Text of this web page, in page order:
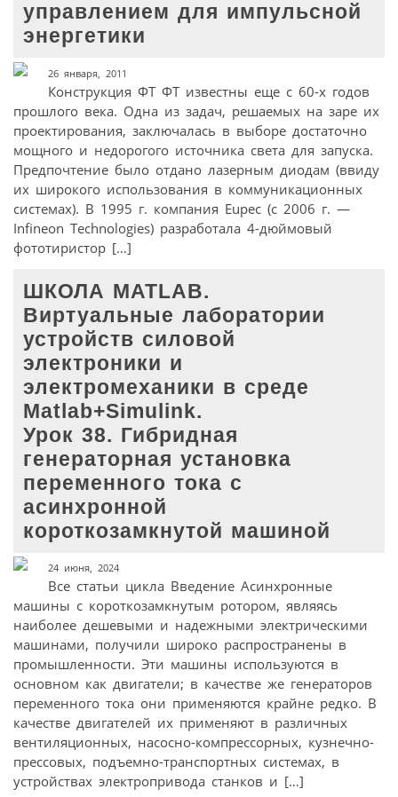
управлением для импульсной
энергетики
26 января, 2011
Конструкция ФТ ФТ известны еще с 60-х годов
прошлого века. Одна из задач, решаемых на заре их
проектирования, заключалась в выборе достаточно
мощного и недорогого источника света для запуска.
Предпочтение было отдано лазерным диодам (ввиду
их широкого использования в коммуникационных
системах). В 1995 г. компания Eupec (c 2006 г. —
Infineon Technologies) разработала 4-дюймовый
фототиристор […]
ШКОЛА MATLAB.
Виртуальные лаборатории
устройств силовой
электроники и
электромеханики в среде
Matlab+Simulink.
Урок 38. Гибридная
генераторная установка
переменного тока с
асинхронной
короткозамкнутой машиной
24 июня, 2024
Все статьи цикла Введение Асинхронные
машины с короткозамкнутым ротором, являясь
наиболее дешевыми и надежными электрическими
машинами, получили широко распространены в
промышленности. Эти машины используются в
основном как двигатели; в качестве же генераторов
переменного тока они применяются крайне редко. В
качестве двигателей их применяют в различных
вентиляционных, насосно-компрессорных, кузнечно-
прессовых, подъемно-транспортных системах, в
устройствах электропривода станков и […]